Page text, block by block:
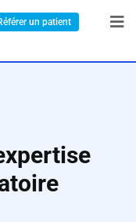
un patient